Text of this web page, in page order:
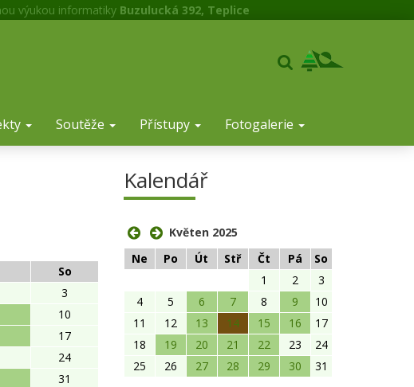
výukou informatiky Buzulucká 392, Teplice
Soutěže Přístupy Fotogalerie
So
3
10
17
24
31
Kalendář
Květen 2025
Ne
Po Út Stř Čt Pá
So
1
2
3
4
5 6 7 8 9
10
11
12 13 14 15 16
17
18
19 20 21 22 23
24
25
26 27 28 29 30 31